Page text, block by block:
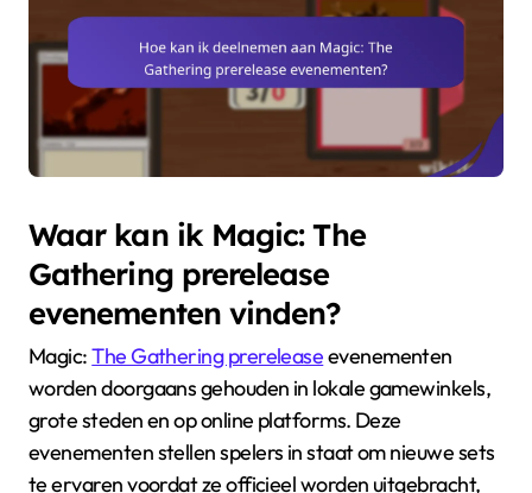
Waar kan ik Magic: The
Gathering prerelease
evenementen vinden?
Magic:The Gathering prereleaseevenementen
worden doorgaans gehouden in lokale gamewinkels,
grote steden en op online platforms. Deze
evenementen stellen spelers in staat om nieuwe sets
te ervaren voordat ze officieel worden uitgebracht,